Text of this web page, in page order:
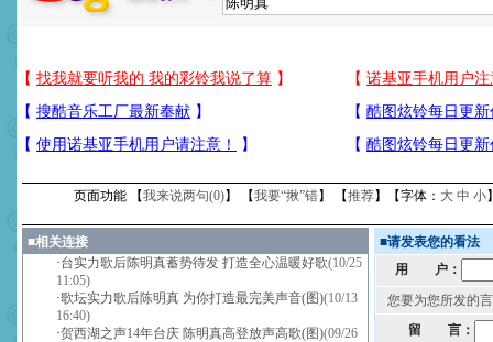
页面功能 【我来说两句(0)】 【我要“揪”错】 【推荐】【字体： 大 中 小
■相关连接
·台实力歌后陈明真蓄势待发 打造全心温暖好歌(10/25
11:05)
·歌坛实力歌后陈明真 为你打造最完美声音(图)(10/13
16:40)
·贺西湖之声14年台庆 陈明真高登放声高歌(图)(09/26
■请发表您的看法
用 户：
您要为您所发的
留 言：